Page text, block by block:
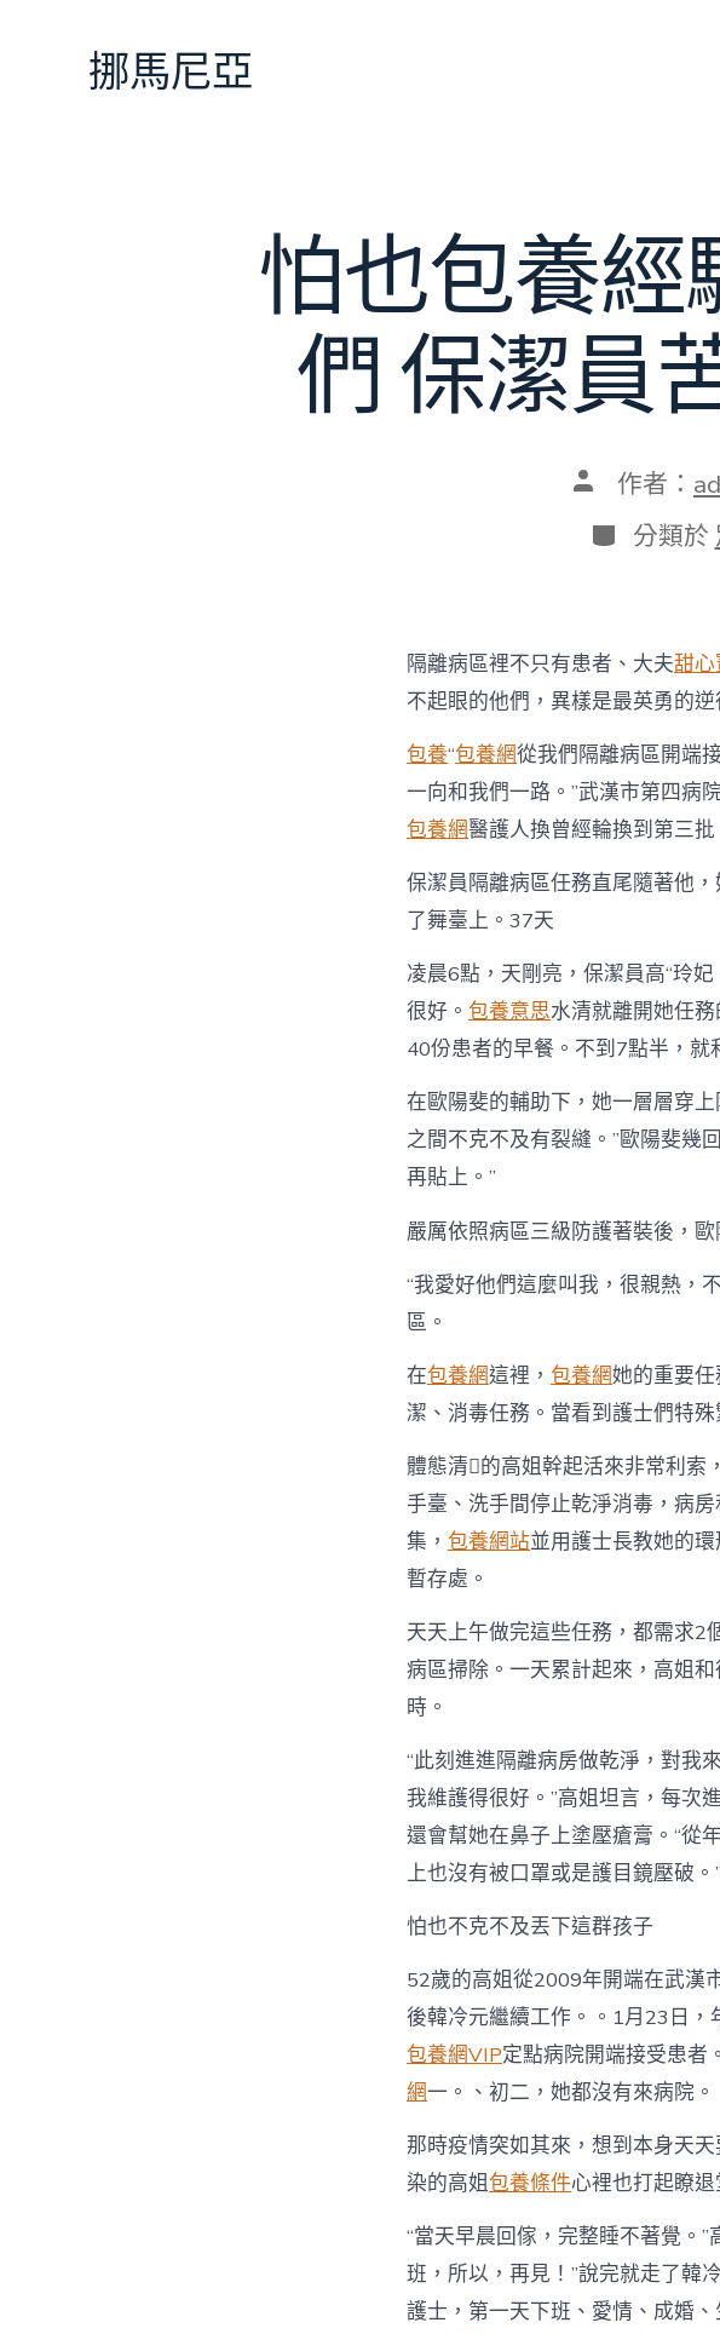
挪馬尼亞
怕也包養經
們 保潔員
文
作
者
作者：
分
類
分類於
隔離病區裡不只有患者、大夫甜心
不起眼的他們，異樣是最英勇的逆
包養“包養網從我們隔離病區開端
一向和我們一路。”武漢市第四病
包養網醫護人換曾經輪換到第三
保潔員隔離病區任務直尾隨著他
了舞臺上。37天
凌晨6點，天剛亮，保潔員高“玲
很好。 包養意思水清就離開她任
40份患者的早餐。不到7點半，就
在歐陽斐的輔助下，她一層層穿
之間不克不及有裂縫。”歐陽斐幾
再貼上。”
嚴厲依照病區三級防護著裝後，
“我愛好他們這麼叫我，很親熱，
區。
在包養網這裡， 包養網她的重要任
潔、消毒任務。當看到護士們特
體態清的高姐幹起活來非常利索
手臺、洗手間停止乾淨消毒，病
集， 包養網站並用護士長教她的
暫存處。
天天上午做完這些任務，都需求2
病區掃除。一天累計起來，高姐
時。
“此刻進進隔離病房做乾淨，對我
我維護得很好。”高姐坦言，每次
還會幫她在鼻子上塗壓瘡膏。“從
上也沒有被口罩或是護目鏡壓破。”
怕也不克不及丟下這群孩子
52歲的高姐從2009年開端在武漢
後韓冷元繼續工作。。1月23日，
包養網VIP定點病院開端接受患者
網一。、初二，她都沒有來病院。
那時疫情突如其來，想到本身天
染的高姐包養條件心裡也打起瞭退
“當天早晨回傢，完整睡不著覺。”
班，所以，再見！”說完就走了韓
護士，第一天下班、愛情、成婚